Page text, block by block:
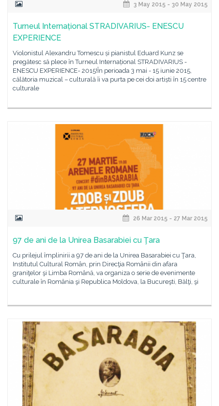
3 May 2015 - 30 May 2015
Turneul Internațional STRADIVARIUS- ENESCU
EXPERIENCE
Violonistul Alexandru Tomescu și pianistul Eduard Kunz se
pregătesc să plece în Turneul Internațional STRADIVARIUS -
ENESCU EXPERIENCE- 2015!În perioada 3 mai - 15 iunie 2015,
călătoria muzical – culturală îi va purta pe cei doi artiști în 15 centre
culturale
26 Mar 2015 - 27 Mar 2015
97 de ani de la Unirea Basarabiei cu Ţara
Cu prilejul împlinirii a 97 de ani de la Unirea Basarabiei cu Ţara,
Institutul Cultural Român, prin Direcţia Românii din afara
graniţelor şi Limba Română, va organiza o serie de evenimente
culturale în România şi Republica Moldova, la Bucureşti, Bălţi, şi